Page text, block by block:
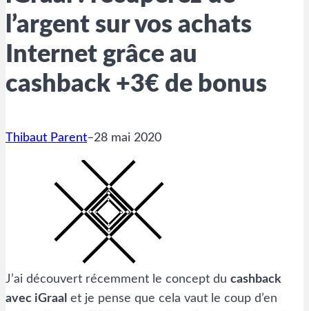
l’argent sur vos achats
Internet grâce au
cashback +3€ de bonus
Thibaut Parent–28 mai 2020
J’ai découvert récemment le concept du cashback
avec iGraal et je pense que cela vaut le coup d’en